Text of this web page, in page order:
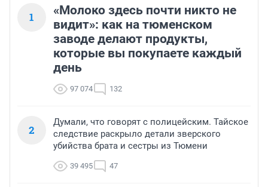
1
«Молоко здесь почти никто не
видит»: как на тюменском
заводе делают продукты,
которые вы покупаете каждый
день
97 074 132
2
Думали, что говорят с полицейским. Тайское
следствие раскрыло детали зверского
убийства брата и сестры из Тюмени
39 495 47